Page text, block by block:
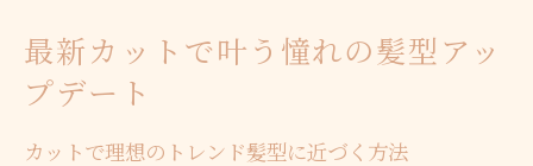
扱いやすさと美しさが両立するカットとは
トレンド重視のカット術が輝く理由とは
トレンド感を演出するカット術の特徴と魅
最新カットで叶う憧れの髪型アッ
プデート
カットで理想のトレンド髪型に近づく方法